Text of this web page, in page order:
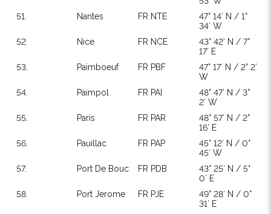
51.
Nantes FR NTE
47° 14′ N / 1°
34′ W
52.
Nice FR NCE
43° 42′ N / 7°
17′ E
53.
Paimboeuf FR PBF
47° 17′ N / 2° 2′
W
54.
Paimpol FR PAI
48° 47′ N / 3°
2′ W
55.
Paris FR PAR
48° 57′ N / 2°
16′ E
56.
Pauillac FR PAP
45° 12′ N / 0°
45′ W
57.
Port De Bouc FR PDB
43° 25′ N / 5°
0′ E
58.
Port Jerome FR PJE
49° 28′ N / 0°
31′ E